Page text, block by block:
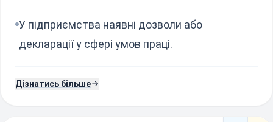
У підприємства наявні дозволи або
декларації у сфері умов праці.
Дізнатись більше